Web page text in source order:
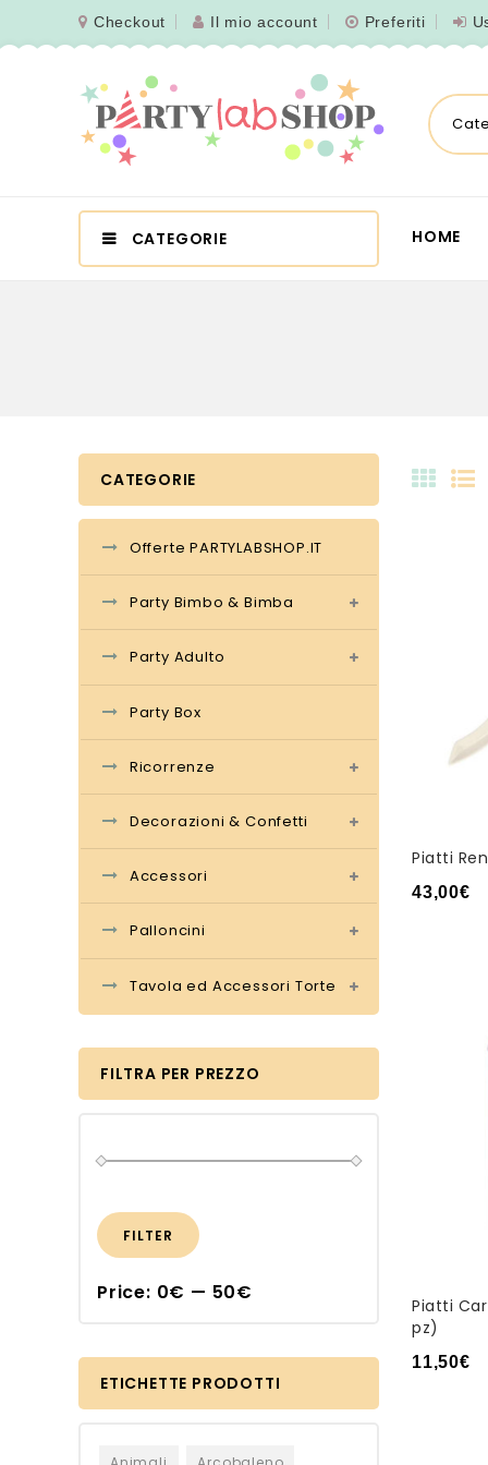
Checkout Il mio account Preferiti
CATEGORIE HOME
Piatti
43,00€
Piatti
pz)
11,50€
CATEGORIE
Offerte PARTYLABSHOP.IT
Party Bimbo & Bimba
Party Adulto
Party Box
Ricorrenze
Decorazioni & Confetti
Accessori
Palloncini
Tavola ed Accessori Torte
FILTRA PER PREZZO
FILTER
Price: 0€ — 50€
ETICHETTE PRODOTTI